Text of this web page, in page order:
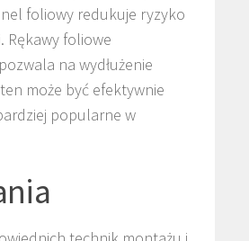
foliowy redukuje ryzyko
Rękawy foliowe
na wydłużenie
może być efektywnie
popularne w